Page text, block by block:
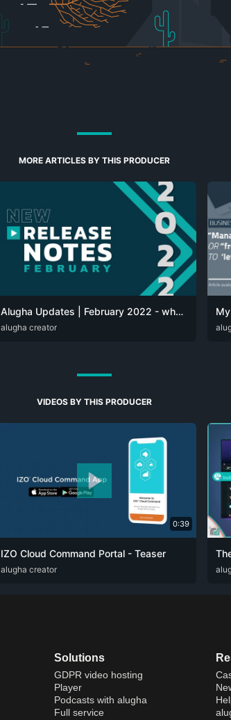
MORE ARTICLES BY THIS PRODUCER
Alugha Updates | February 2022 - what's new at alugha
DEU ENG
alugha creator DEU
VIDEOS BY THIS PRODUCER
0:39
IZO Cloud Command Portal - Teaser
ARA ENG FRA
alugha creator ARA
Solutions
GDPR video hosting
Player
Podcasts with alugha
Full service